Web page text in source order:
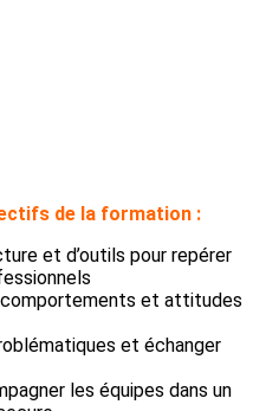
de la formation :
et d’outils pour repérer
et attitudes
et échanger
les équipes dans un